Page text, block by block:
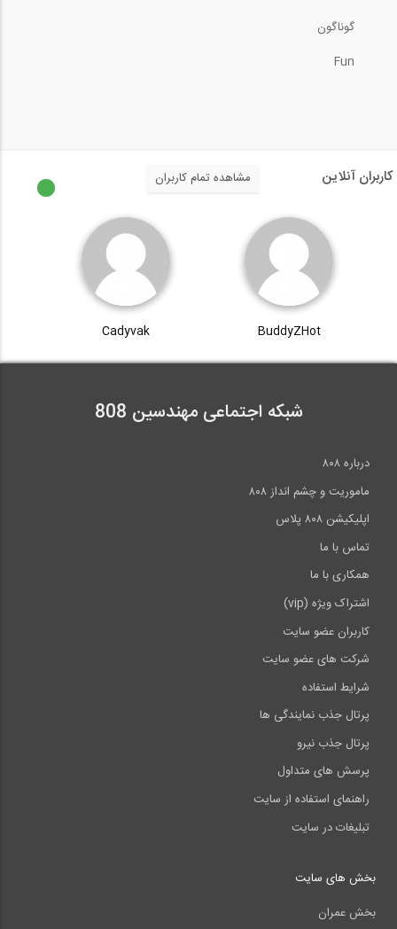
گوناگون
Fun
کاربران آنلاین مشاهده تمام کاربران
BuddyZHot
Cadyvak
شبکه اجتماعی مهندسین 808
درباره ۸۰۸
ماموریت و چشم انداز ۸۰۸
اپلیکیشن ۸۰۸ پلاس
تماس با ما
همکاری با ما
اشتراک ویژه (vip)
کاربران عضو سایت
شرکت های عضو سایت
شرایط استفاده
پرتال جذب نمایندگی ها
پرتال جذب نیرو
پرسش های متداول
راهنمای استفاده از سایت
تبلیغات در سایت
بخش های سایت
بخش عمران